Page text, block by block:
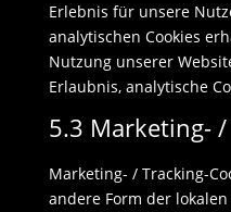
Erlebnis für unsere
analytischen Cookies
Nutzung unserer
Erlaubnis, analytische
5.3 Marketing-
Marketing- / Tracking-
andere Form der